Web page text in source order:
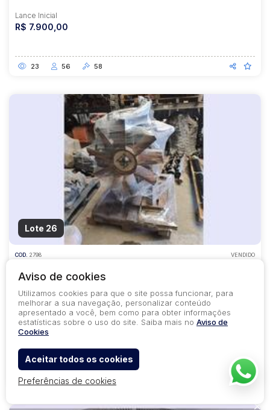
Lance Inicial
R$ 7.900,00
23 56 58
Lote 26
COD. 2798 VENDIDO
LOTE DE 01 MOTOR DIESEL DEUTZ PARA SIMBA M7C OU SCALLER
2000S, CONFORME RELAÇÃO ANEXA
Sabará - MG
Lance Inicial
R$ 4.976,96
22
Aviso de cookies
Utilizamos cookies para que o site possa funcionar, para
melhorar a sua navegação, personalizar conteúdo
apresentado a você, bem como para obter informações
estatísticas sobre o uso do site. Saiba mais no Aviso de
Cookies
Aceitar todos os cookies
Preferências de cookies